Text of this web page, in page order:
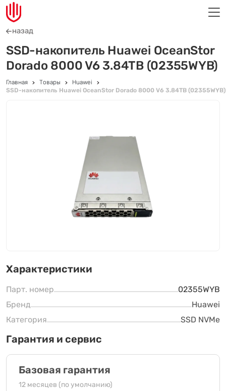
назад
SSD-накопитель Huawei OceanStor
Dorado 8000 V6 3.84TB (02355WYB)
Главная Товары
Huawei
SSD-накопитель Huawei OceanStor Dorado 8000 V6 3.84TB (02355WYB)
Характеристики
Парт. номер
02355WYB
Бренд
Huawei
Категория
SSD NVMe
Гарантия и сервис
Базовая гарантия
12 месяцев (по умолчанию)